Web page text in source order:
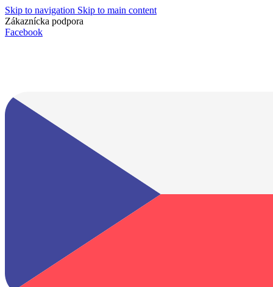
Skip to navigation Skip to main content
Zákaznícka podpora
Facebook